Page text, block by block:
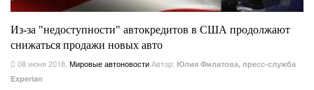
Из-за "недоступности" автокредитов в США продолжают
снижаться продажи новых авто
08 июня 2018 Мировые автоновостиАвтор: Юлия Филатова, пресс-служба
Experian